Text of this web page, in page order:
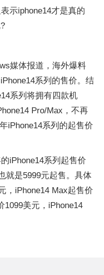
示iphone14才是真的
媒体报道，海外爆料
系列的售价。结
系列将拥有四款机
Pro/Max，不再
iPhone14系列的起售价
iPhone14系列起售价
就是5999元起售。具体
，iPhone14 Max起售价
1099美元，iPhone14